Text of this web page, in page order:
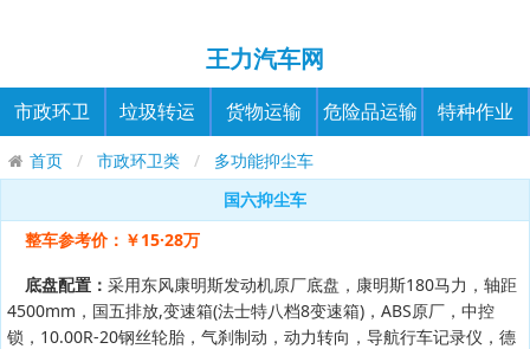
王力汽车网
市政环卫 垃圾转运 货物运输 危险品运输 特种作业
首页 市政环卫类
多功能抑尘车
国六抑尘车
整车参考价：￥15·28万
底盘配置： 采用东风康明斯发动机原厂底盘，康明斯180马力，轴距
4500mm，国五排放,变速箱(法士特八档8变速箱)，ABS原厂，中控
锁，10.00R-20钢丝轮胎，气刹制动，动力转向，导航行车记录仪，德